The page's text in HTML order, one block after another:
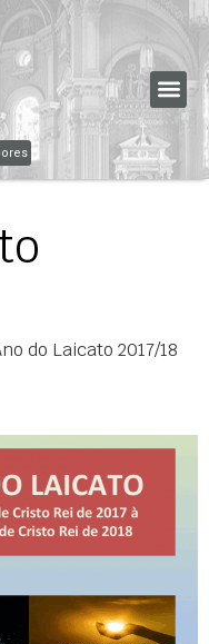
do Laicato 2017/18